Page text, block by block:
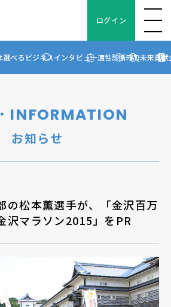
business
て
個人情報の取り扱いについて 著作権について
ログイン
選べるビジネスインタビュー適性診断
? FAQ未来貢献
INFORMATION
お知らせ
の松本薫選手が、「金沢百万
沢マラソン2015」をPR